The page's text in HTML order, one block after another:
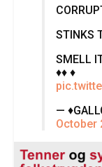
STINKS
SMELL
♦️♦️ ♦️
—
October